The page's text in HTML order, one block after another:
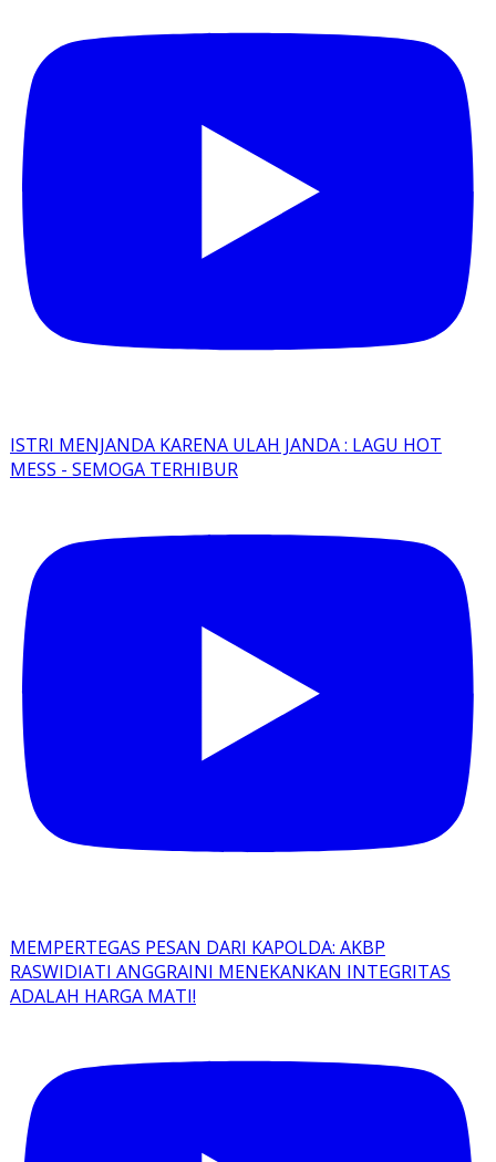
ISTRI MENJANDA KARENA ULAH JANDA : LAGU HOT
MESS - SEMOGA TERHIBUR
MEMPERTEGAS PESAN DARI KAPOLDA: AKBP
RASWIDIATI ANGGRAINI MENEKANKAN INTEGRITAS
ADALAH HARGA MATI!